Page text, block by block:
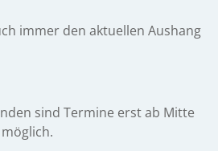
immer den aktuellen Aushang
sind Termine erst ab Mitte